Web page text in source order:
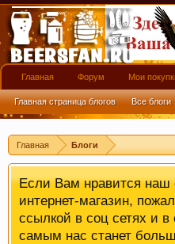
Главная Блоги
четкий ответ или совет.
Если Вам нравится наш
интернет-магазин,
ссылкой в соц сетях и в
самым нас станет
Главная Форум Мои
Главная страница блогов Все блоги